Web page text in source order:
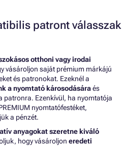
patront válasszak
otthoni vagy irodai
vásároljon saját prémium márkájú
és patronokat. Ezeknél a
a nyomtató károsodásáraés
patronra. Ezenkívül, ha nyomtatója
nyomtatófestéket,
a pénzét.
anyagokat szeretne kiváló
hogy vásároljon eredeti